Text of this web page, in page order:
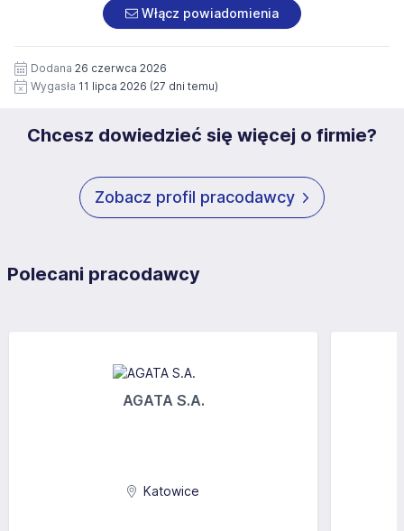
pod numerem 33 816 64 09 lub pisemnie na adres
siedziby administratora.
https://www.workprofit.pl/klauzula-informacyjna.html
załączonych dokumentach aplikacyjnych (w tym
wizerunku), na potrzeby przyszłych rekrutacji przez okres
12 miesięcy. Zgoda jest dobrowolna i może być w każdym
czasie wycofana.
Włącz powiadomienia
Dodana 26 czerwca 2026
Wygasła 11 lipca 2026 (27 dni temu)
Chcesz dowiedzieć się więcej o firmie?
Zobacz profil pracodawcy
Polecani pracodawcy
AGATA S.A.
Katowice